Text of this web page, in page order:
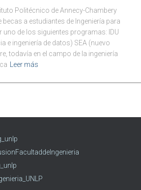
Politécnico de Annecy-Chambery
becas a estudiantes de Ingeniería para
uno de los siguientes programas: IDU
e ingeniería de datos) SEA (nuevo
todavía en el campo de la ingeniería
Leer más